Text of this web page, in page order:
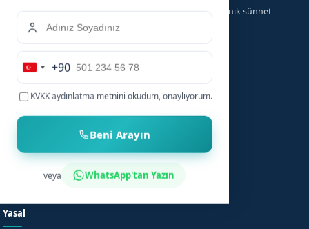
Turkey
+90
KVKK aydınlatma metnini okudum, onaylıyorum.
Beni Arayın
veya WhatsApp'tan Yazın
Türkiye genelinde ailelere güvenilir, hızlı ve hijyenik sünnet
hizmeti sunuyoruz.
Hizmetler
Bebek Sünneti
Çocuk Sünneti
Sünnet Sonrası Bakım
Fiyat Bilgisi
Evde Sünnet
Anasayfa
Şehirler
Bilgi Merkezi
SSS
Yasal